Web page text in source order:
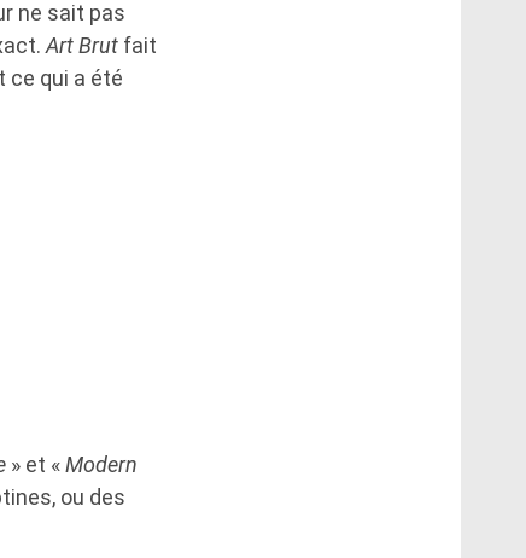
ne sait pas
Art Brut fait
ce qui a été
» et «Modern
ou des